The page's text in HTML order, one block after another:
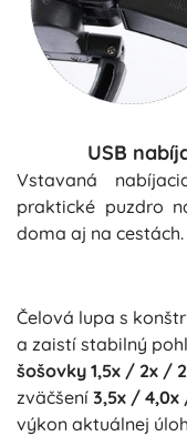
USB
Vstavaná
praktické puzdro
doma aj na cestách.
Čelová lupa s
a zaistí stabilný
šošovky 1,5x / 2x /
zväčšení 3,5x / 4,0x
výkon aktuálnej